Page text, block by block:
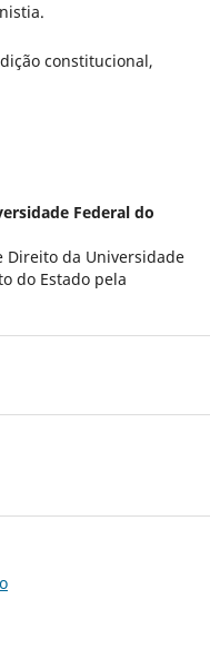
constitucional,
Federal do
Direito da Universidade
do Estado pela